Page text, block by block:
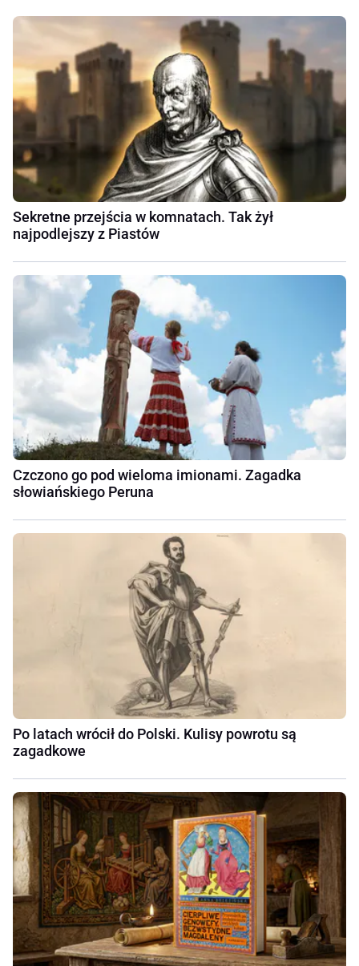
Sekretne przejścia w komnatach. Tak żył
najpodlejszy z Piastów
Czczono go pod wieloma imionami. Zagadka
słowiańskiego Peruna
Po latach wrócił do Polski. Kulisy powrotu są
zagadkowe